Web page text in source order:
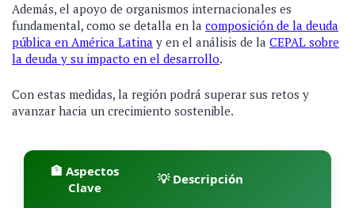
Además, el apoyo de organismos internacionales es
fundamental, como se detalla en la composición de la deuda
pública en América Latina y en el análisis de la CEPAL sobre
la deuda y su impacto en el desarrollo.
Con estas medidas, la región podrá superar sus retos y
avanzar hacia un crecimiento sostenible.
🏦 Aspectos
Clave
💡 Descripción